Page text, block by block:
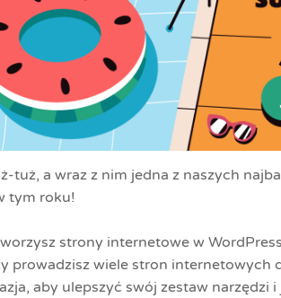
tuż, a wraz z nim jedna z naszych
tym roku!
strony internetowe w
prowadzisz wiele stron internetowych
aby ulepszyć swój zestaw narzędzi